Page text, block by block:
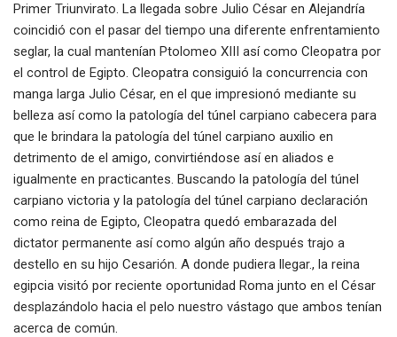
Primer Triunvirato. La llegada sobre Julio César en Alejandría
coincidió con el pasar del tiempo una diferente enfrentamiento
seglar, la cual mantenían Ptolomeo XIII así­ como Cleopatra por
el control de Egipto. Cleopatra consiguió la concurrencia con
manga larga Julio César, en el que impresionó mediante su
belleza así­ como la patologí­a del túnel carpiano cabecera para
que le brindara la patologí­a del túnel carpiano auxilio en
detrimento de el amigo, convirtiéndose así en aliados e
igualmente en practicantes. Buscando la patologí­a del túnel
carpiano victoria y la patologí­a del túnel carpiano declaración
como reina de Egipto, Cleopatra quedó embarazada del
dictator permanente así­ como algún año después trajo a
destello en su hijo Cesarión. A donde pudiera llegar., la reina
egipcia visitó por reciente oportunidad Roma junto en el César
desplazándolo hacia el pelo nuestro vástago que ambos tenían
acerca de común.